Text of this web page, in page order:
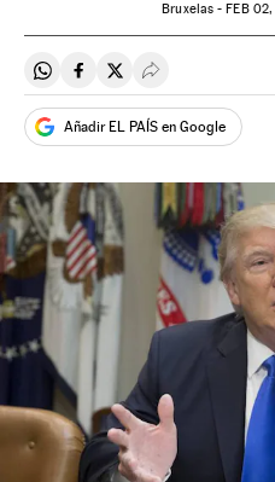
Bruxelas -FEB02,
Compartir en Whatsapp
Compartir en Facebook
Compartir en Twitter
Desplegar
Añadir EL PAÍS en Google